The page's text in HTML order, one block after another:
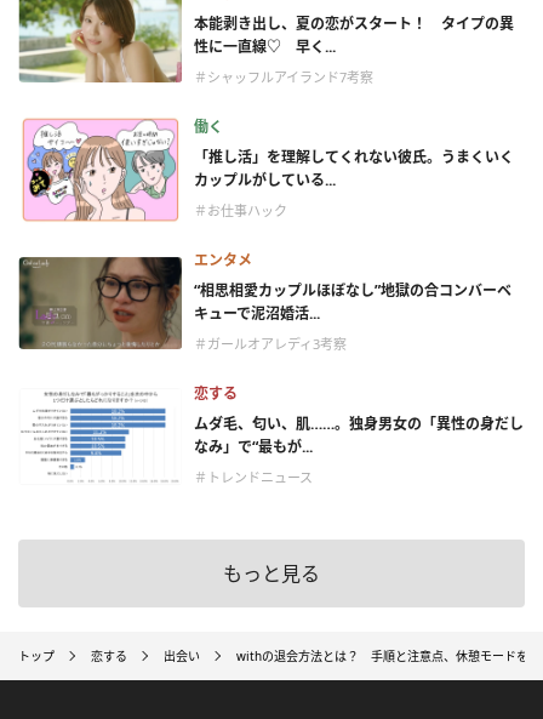
本能剥き出し、夏の恋がスタート！ タイプの異
性に一直線♡ 早く...
＃シャッフルアイランド7考察
働く
「推し活」を理解してくれない彼氏。うまくいく
カップルがしている...
＃お仕事ハック
エンタメ
“相思相愛カップルほぼなし”地獄の合コンバーベ
キューで泥沼婚活...
＃ガールオアレディ3考察
恋する
ムダ毛、匂い、肌……。独身男女の「異性の身だし
なみ」で“最もが...
＃トレンドニュース
もっと見る
トップ 恋する 出会い withの退会方法とは？ 手順と注意点、休憩モードを解